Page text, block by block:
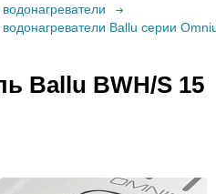
Ballu серии
Ballu BWH/S 15